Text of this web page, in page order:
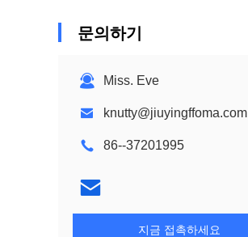
문의하기
Miss. Eve
knutty@jiuyingffoma.com
86--37201995
지금 접촉하세요